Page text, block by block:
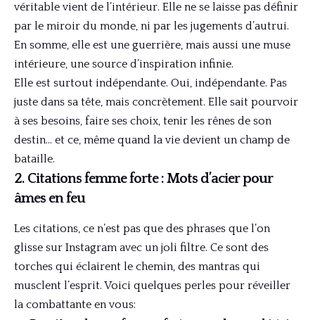
véritable vient de l’intérieur. Elle ne se laisse pas définir
par le miroir du monde, ni par les jugements d’autrui.
En somme, elle est une guerrière, mais aussi une muse
intérieure, une source d’inspiration infinie.
Elle est surtout indépendante. Oui, indépendante. Pas
juste dans sa tête, mais concrètement. Elle sait pourvoir
à ses besoins, faire ses choix, tenir les rênes de son
destin… et ce, même quand la vie devient un champ de
bataille.
2. Citations femme forte : Mots d’acier pour
âmes en feu
Les citations, ce n’est pas que des phrases que l’on
glisse sur Instagram avec un joli filtre. Ce sont des
torches qui éclairent le chemin, des mantras qui
musclent l’esprit. Voici quelques perles pour réveiller
la combattante en vous: